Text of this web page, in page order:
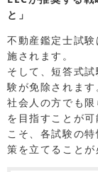
と」
不動産鑑定士試
施されます。
そして、短答式
験が免除されます
社会人の方でも
を目指すことが
こそ、各試験の
策を立てることが